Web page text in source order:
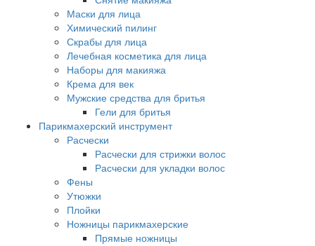
Маски для лица
Химический пилинг
Скрабы для лица
Лечебная косметика для лица
Наборы для макияжа
Крема для век
Мужские средства для бритья
Гели для бритья
Парикмахерский инструмент
Расчески
Расчески для стрижки волос
Расчески для укладки волос
Фены
Утюжки
Плойки
Ножницы парикмахерские
Прямые ножницы